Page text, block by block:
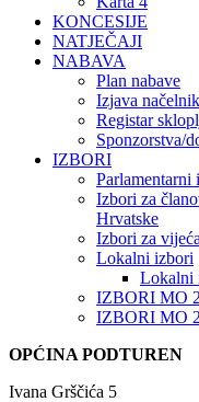
KONCESIJE
NATJEČAJI
NABAVA
Plan nabave
Izjava
Registar
Sponzorstva/
IZBORI
Parlamentarni
Izbori za
Hrvatske
Izbori za
Lokalni izbori
Lokalni
IZBORI MO
IZBORI MO
OPĆINA PODTUREN
Ivana Grščića 5